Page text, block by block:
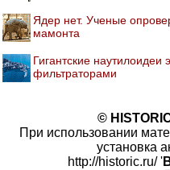
Ядер нет. Ученые
мамонта
Гигантские
фильтраторами
©
При использовании
установка
http://historic.ru/ '